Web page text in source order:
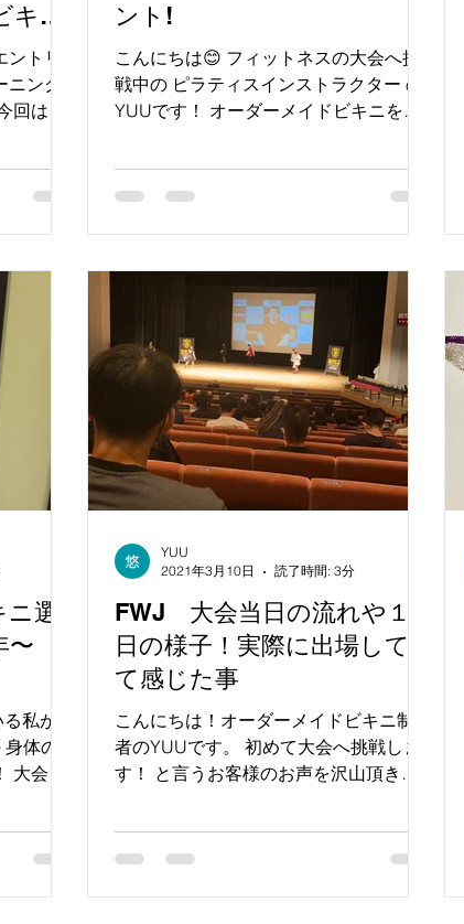
ニ
トリ
ング
はビ
する
！ を
ント!
こんにちは😊 フィットネスの大会へ挑
戦中の ピラティスインストラクター の
YUUです！ オーダーメイドビキニを制
とお話しをしたり ご相談を受けること
があります。 そんな中 私自身も毎年の
選
〜
私が
体の変
会で
しな
。 コ
FWJ 大会当日の流れや１
日の様子！実際に出場して見
て感じた事
こんにちは！オーダーメイドビキニ制作
者のYUUです。 初めて大会へ挑戦しま
す！ と言うお客様のお声を沢山頂きま
出てきますよね😂 少しでも大会へ挑戦
する方が 安心して当日を迎えれるよう
YUU
2021年3月10日
読了時間: 3分